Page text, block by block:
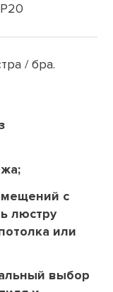
/ бра.
с
люстру
или
выбор